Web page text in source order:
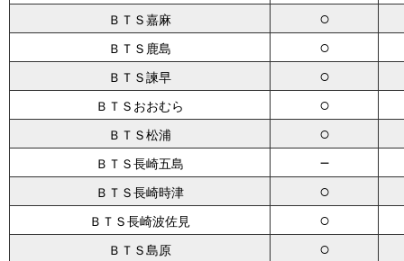
ＢＴＳ嘉麻 ○
ＢＴＳ鹿島 ○
ＢＴＳ諫早 ○
ＢＴＳおおむら ○
ＢＴＳ松浦 ○
ＢＴＳ長崎五島 －
ＢＴＳ長崎時津 ○
ＢＴＳ長崎波佐見 ○
ＢＴＳ島原 ○